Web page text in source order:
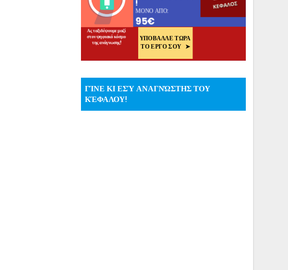
ΓΊΝΕ ΚΙ ΕΣΎ ΑΝΑΓΝΏΣΤΗΣ ΤΟΥ
ΚΈΦΑΛΟΥ!